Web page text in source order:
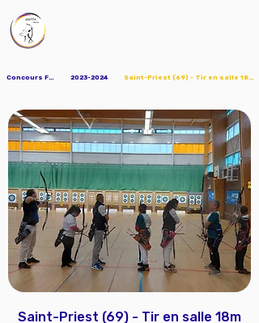
2023-2024 Saint-Priest (69) - Tir en salle 18m
Saint-Priest (69) - Tir en salle 18m